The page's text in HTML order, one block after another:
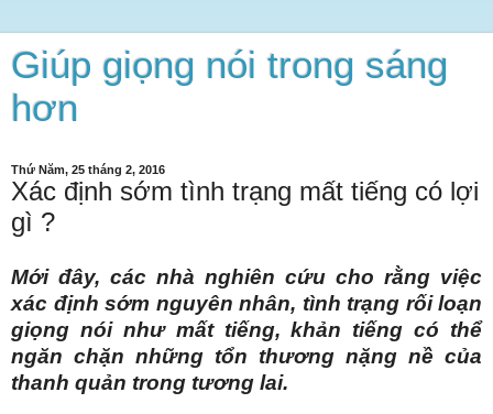
Giúp giọng nói trong sáng
hơn
Thứ Năm, 25 tháng 2, 2016
Xác định sớm tình trạng mất tiếng có lợi
gì ?
Mới đây, các nhà nghiên cứu cho rằng việc
xác định sớm nguyên nhân, tình trạng rối loạn
giọng nói như mất tiếng, khản tiếng có thể
ngăn chặn những tổn thương nặng nề của
thanh quản trong tương lai.